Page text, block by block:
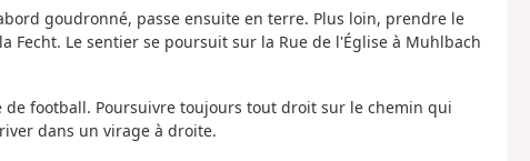
goudronné, passe ensuite en terre. Plus loin, prendre le
Le sentier se poursuit sur la Rue de l'Église à Muhlbach
football. Poursuivre toujours tout droit sur le chemin qui
dans un virage à droite.